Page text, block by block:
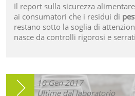
Il report sulla sicurezza
ai consumatori che i residui di
restano sotto la soglia di
nasce da controlli rigorosi e
10 Gen 2017
Ultime dal laboratorio